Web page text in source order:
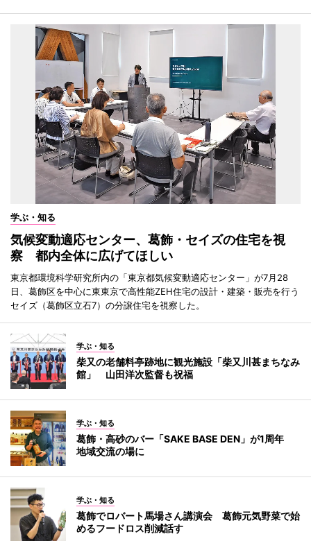
学ぶ・知る
気候変動適応センター、葛飾・セイズの住宅を視
察 都内全体に広げてほしい
東京都環境科学研究所内の「東京都気候変動適応センター」が7月28
日、葛飾区を中心に東東京で高性能ZEH住宅の設計・建築・販売を行う
セイズ（葛飾区立石7）の分譲住宅を視察した。
学ぶ・知る
柴又の老舗料亭跡地に観光施設「柴又川甚まちなみ
館」 山田洋次監督も祝福
学ぶ・知る
葛飾・高砂のバー「SAKE BASE DEN」が1周年
地域交流の場に
学ぶ・知る
葛飾でロバート馬場さん講演会 葛飾元気野菜で始
めるフードロス削減話す